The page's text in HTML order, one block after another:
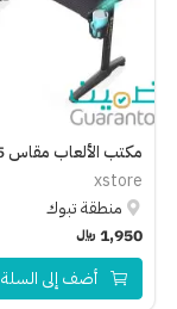
xstore
منطقة تبوك
1,950﷼
أضف إلى السلة